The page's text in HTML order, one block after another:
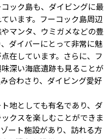
ック島も、ダイビングに最
います。フーコック島周辺
マンタ、ウミガメなどの豊
ダイバーにとって非常に魅
在しています。さらに、フ
深い海底遺跡も見ることが
合わさり、ダイビング愛好
地としても有名であり、ダ
クスを楽しむことができま
ート施設があり、訪れる方